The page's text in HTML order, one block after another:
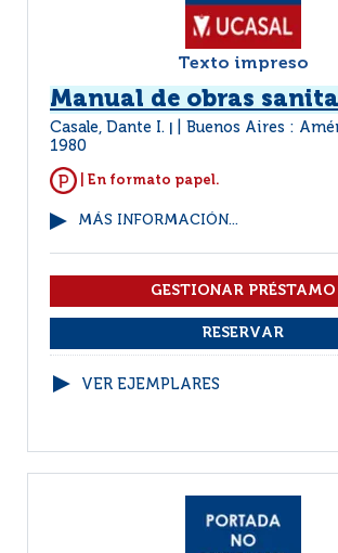
Texto impreso
Manual de obras
Casale, Dante I. Buenos Aires :
1980
| En formato papel.
MÁS INFORMACIÓN...
VER EJEMPLARES